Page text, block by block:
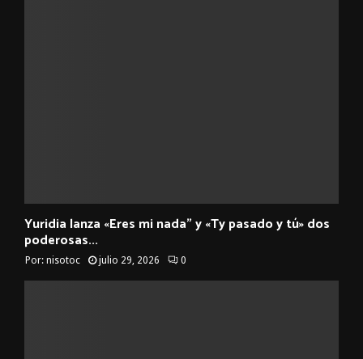
Yuridia lanza «Eres mi nada” y «Ty pasado y tú» dos
poderosas...
Por: nisotoc julio 29, 2026 0